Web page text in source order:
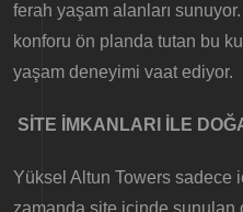
ferah yaşam alanları
konforu ön planda tutan bu
yaşam deneyimi vaat ediyor.
SİTE İMKANLARI İLE
Yüksel Altun Towers sadece